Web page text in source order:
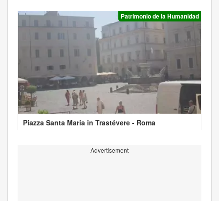
Patrimonio de la Humanidad
Piazza Santa Maria in Trastévere - Roma
Advertisement